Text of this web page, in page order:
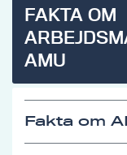
FAKTA OM
AMU
Fakta om